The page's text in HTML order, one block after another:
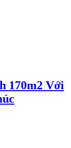
170m2 Với